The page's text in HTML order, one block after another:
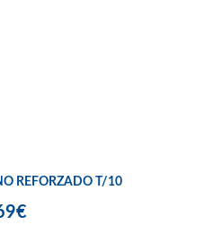
REFORZADO T/10